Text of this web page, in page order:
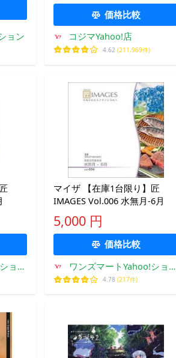
ョン
価格比較
コジマYahoo!店
4.62 (211,969件)
ョッ
マイザ 【在庫1台限り】匠
IMAGES Vol.006 水無月-6月
5,000 円
価格比較
ワンズマートYahoo!ショッ
ピング店
4.78 (217件)